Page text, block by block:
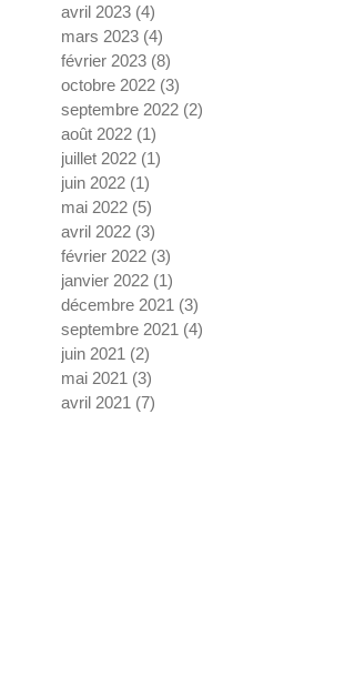
avril 2023 (4)
mars 2023 (4)
février 2023 (8)
octobre 2022 (3)
septembre 2022 (2)
août 2022 (1)
juillet 2022 (1)
juin 2022 (1)
mai 2022 (5)
avril 2022 (3)
février 2022 (3)
janvier 2022 (1)
décembre 2021 (3)
septembre 2021 (4)
juin 2021 (2)
mai 2021 (3)
avril 2021 (7)